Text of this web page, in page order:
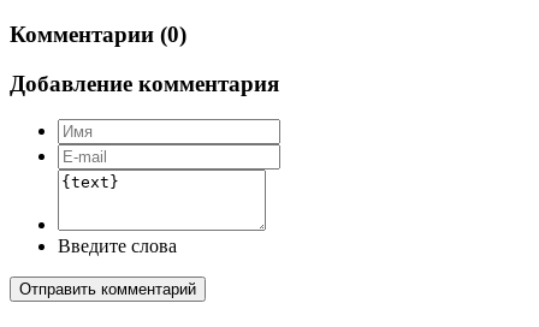
Комментарии (0)
Добавление комментария
Введите слова
Отправить комментарий